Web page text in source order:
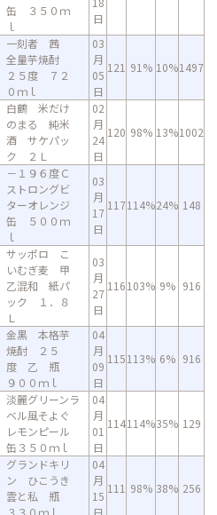
缶 ３５０ｍ
ｌ
日
一刻者 茜
全量芋焼酎
２５度 ７２
０ｍｌ
03
月
05
日
121 91% 10%1497
白鶴 米だけ
のまる 純米
酒 サケパッ
ク ２Ｌ
02
月
24
日
120 98% 13%1002
－１９６度Ｃ
ストロングビ
ターオレンジ
缶 ５００ｍ
ｌ
03
月
17
日
117114%24% 148
サッポロ こ
いむぎ麦 甲
乙混和 紙パ
ック １．８
Ｌ
03
月
27
日
116103% 9% 916
金黒 本格芋
焼酎 ２５
度 乙 瓶
９００ｍｌ
04
月
09
日
115113% 6% 916
淡麗グリーンラ
ベル風そよぐ
レモンピール
缶３５０ｍｌ
04
月
01
日
114114%35% 129
グランドキリ
ン ひこうき
雲と私 瓶
３３０ｍｌ
04
月
15
日
111 98% 38% 256